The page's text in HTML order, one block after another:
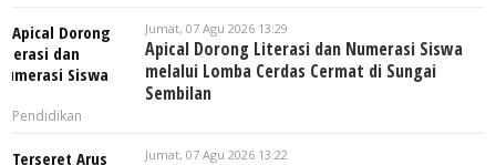
Jumat, 07 Agu 2026 13:29
Apical Dorong Literasi dan Numerasi Siswa
melalui Lomba Cerdas Cermat di Sungai
Sembilan
Pendidikan
Jumat, 07 Agu 2026 13:22